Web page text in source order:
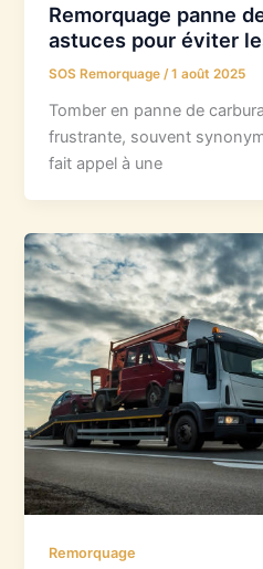
Remorquage panne
astuces pour éviter
SOS Remorquage /1 août 2025
Tomber en panne de
frustrante, souvent
fait appel à une
Remorquage